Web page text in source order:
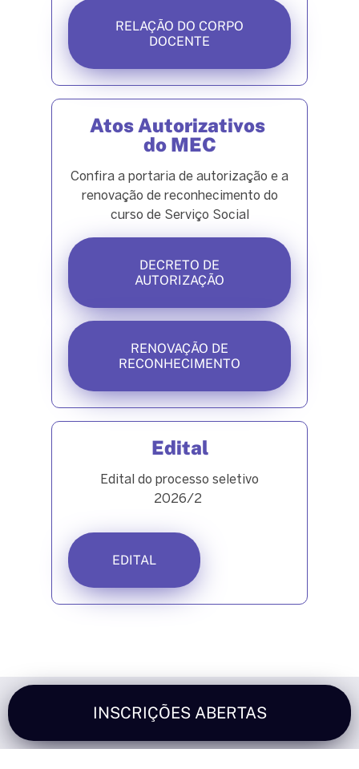
RELAÇÃO DO CORPO
DOCENTE
Atos Autorizativos
do MEC
Confira a portaria de autorização e a
renovação de reconhecimento do
curso de Serviço Social
DECRETO DE
AUTORIZAÇÃO
RENOVAÇÃO DE
RECONHECIMENTO
Edital
Edital do processo seletivo
2026/2
EDITAL
INSCRIÇÕES ABERTAS